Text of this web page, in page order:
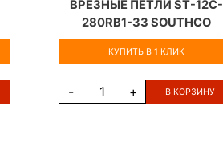
ВРЕЗНЫЕ ПЕТЛИ ST-12C-
280RB1-33 SOUTHCO
КУПИТЬ В 1 КЛИК
- + В КОРЗИНУ